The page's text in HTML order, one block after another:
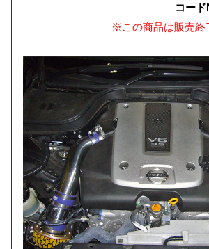
コー
※この商品は販売終